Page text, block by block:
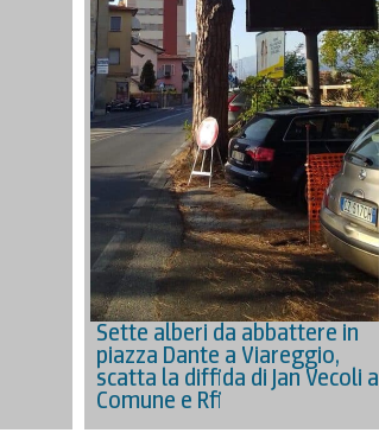
Sette alberi da abbattere in
piazza Dante a Viareggio,
scatta la diffida di Jan Vecoli a
Comune e Rfi